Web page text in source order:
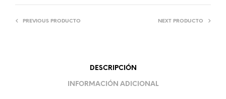
PREVIOUS PRODUCTO NEXT PRODUCTO
DESCRIPCIÓN
INFORMACIÓN ADICIONAL